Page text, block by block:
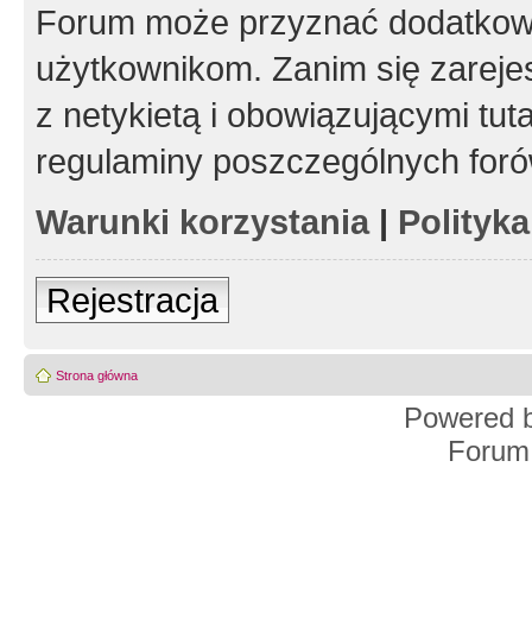
Forum może przyznać
użytkownikom. Zanim się
z netykietą i obowiązującymi
regulaminy poszczególnych
Warunki korzystania|
Rejestracja
Strona główna
Powered